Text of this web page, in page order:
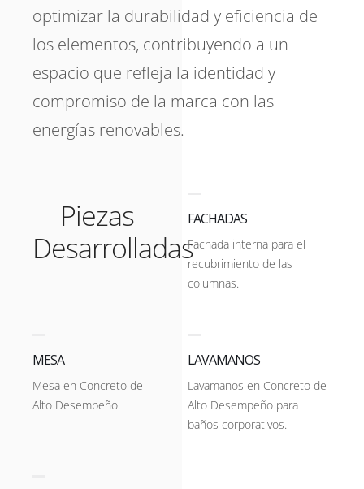
optimizar la durabilidad y eficiencia de
los elementos, contribuyendo a un
espacio que refleja la identidad y
compromiso de la marca con las
energías renovables.
Piezas
Desarrolladas
FACHADAS
Fachada interna para el
recubrimiento de las
columnas.
MESA
Mesa en Concreto de
Alto Desempeño.
LAVAMANOS
Lavamanos en Concreto de
Alto Desempeño para
baños corporativos.